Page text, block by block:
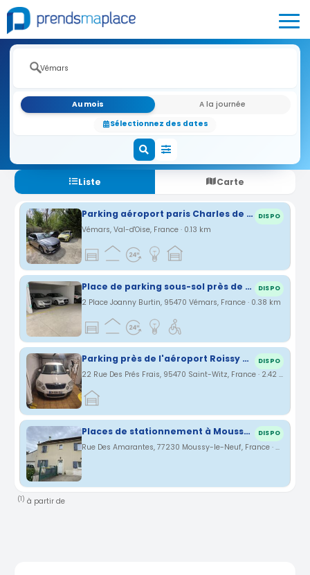
Au mois
A la journée
Sélectionnez des dates
Liste Carte
Parking aéroport paris Charles de Gaules DISPO
Vémars, Val-d'Oise, France · 0.13 km
Place de parking sous-sol près de l’aéroport Charles-de-Gaulle DISPO
2 Place Joanny Burtin, 95470 Vémars, France · 0.38 km
Parking près de l'aéroport Roissy Charles de Gaulle DISPO
22 Rue Des Prés Frais, 95470 Saint-Witz, France · 2.42 km
Places de stationnement à Moussy-le-Neuf, près de CDG DISPO
Rue Des Amarantes, 77230 Moussy-le-Neuf, France · 3.14 km
(1) à partir de